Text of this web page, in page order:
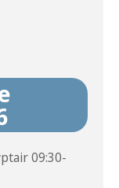
09:30-